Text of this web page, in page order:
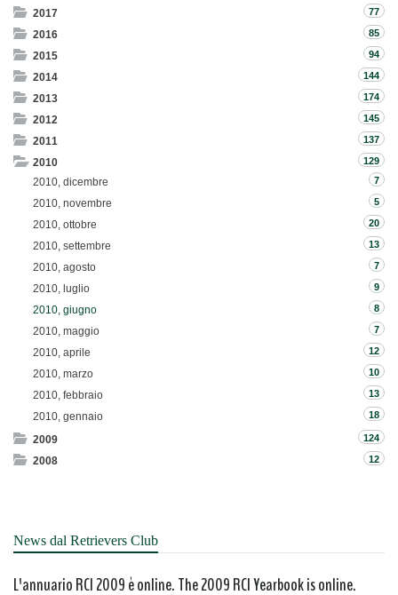
2017 77
2016 85
2015 94
2014 144
2013 174
2012 145
2011 137
2010 129
2010, dicembre 7
2010, novembre 5
2010, ottobre 20
2010, settembre 13
2010, agosto 7
2010, luglio 9
2010, giugno 8
2010, maggio 7
2010, aprile 12
2010, marzo 10
2010, febbraio 13
2010, gennaio 18
2009 124
2008 12
News dal Retrievers Club
L'annuario RCI 2009 è online. The 2009 RCI Yearbook is online.